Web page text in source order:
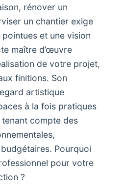
rénover un
un chantier exige
et une vision
maître d’œuvre
de votre projet,
finitions. Son
artistique
à la fois pratiques
compte des
Pourquoi
pour votre
?